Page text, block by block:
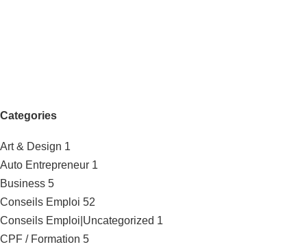
Categories
Art & Design 1
Auto Entrepreneur 1
Business 5
Conseils Emploi 52
Conseils Emploi|Uncategorized 1
CPF / Formation 5